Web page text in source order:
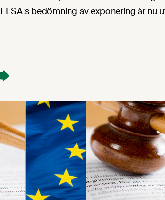
EFSA:s bedömning av exponering är nu